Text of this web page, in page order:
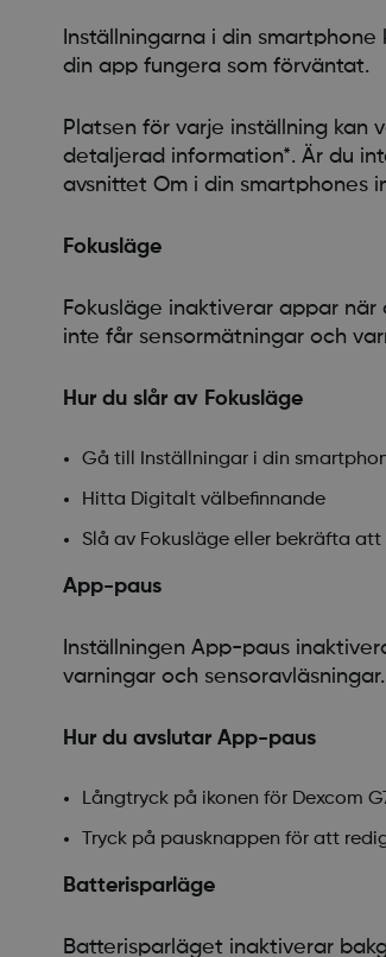
Inställningarna i din
din app fungera som förväntat.
Platsen för varje inställning kan
detaljerad information*. Är du
avsnittet Om i din smartphones
Fokusläge
Fokusläge inaktiverar appar
inte får sensormätningar och
Hur du slår av Fokusläge
Gå till Inställningar i din
Hitta Digitalt välbefinnande
Slå av Fokusläge eller bekräfta
App-paus
Inställningen App-paus
varningar och sensoravläsningar.
Hur du avslutar App-paus
Långtryck på ikonen för Dexcom
Tryck på pausknappen för att
Batterisparläge
Batterisparläget inaktiverar